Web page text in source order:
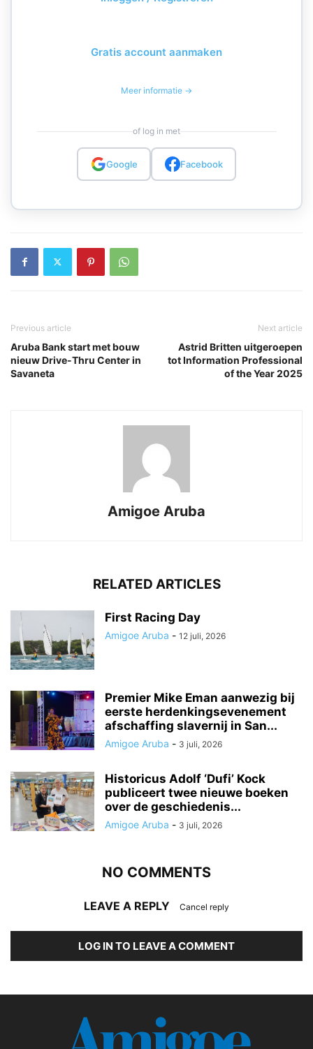
Gratis account aanmaken
Meer informatie →
of log in met
Google Facebook
Previous article
Aruba Bank start met bouw
nieuw Drive-Thru Center in
Savaneta
Next article
Astrid Britten uitgeroepen
tot Information Professional
of the Year 2025
Amigoe Aruba
RELATED ARTICLES
First Racing Day
Amigoe Aruba - 12 juli, 2026
Premier Mike Eman aanwezig bij
eerste herdenkingsevenement
afschaffing slavernij in San...
Amigoe Aruba - 3 juli, 2026
Historicus Adolf ‘Dufi’ Kock
publiceert twee nieuwe boeken
over de geschiedenis...
Amigoe Aruba - 3 juli, 2026
NO COMMENTS
LEAVE A REPLY Cancel reply
LOG IN TO LEAVE A COMMENT